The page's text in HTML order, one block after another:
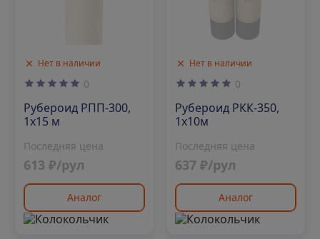
Нет в наличии
0
Рубероид РПП-300,
1х15 м
Последняя цена
613 ₽/рул
Аналог
Нет в наличии
0
Рубероид РКК-350,
1х10м
Последняя цена
637 ₽/рул
Аналог